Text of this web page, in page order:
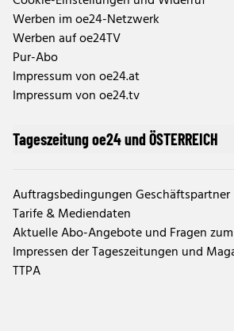
Werben im oe24-Netzwerk
Werben auf oe24TV
Pur-Abo
Impressum von oe24.at
Impressum von oe24.tv
Tageszeitung oe24 und ÖSTERREICH
Auftragsbedingungen Geschäftspartner
Tarife & Mediendaten
Aktuelle Abo-Angebote und Fragen
Impressen der Tageszeitungen und
TTPA